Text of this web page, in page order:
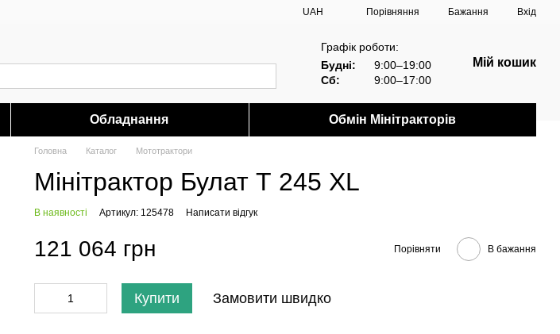
UAH Порівняння Бажання Вхід
Графік роботи:
Будні:
9:00–19:00
Сб:
9:00–17:00
Мій кошик
Обладнання Обмін Мінітракторів
Головна Каталог Мототрактори
Мінітрактор Булат Т 245 XL
В наявності Артикул: 125478 Написати відгук
121 064 грн Порівняти В бажання
Купити Замовити швидко